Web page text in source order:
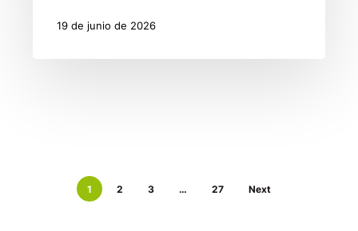
19 de junio de 2026
1 2 3 … 27 Next